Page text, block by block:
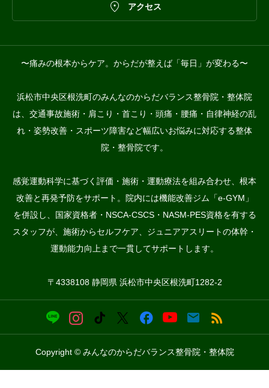
 アクセス
〜痛みの根本からケア。からだが整えば「毎日」が変わる〜
浜松市中央区根洗町のみんなのからだバランス整骨院・整体院
は、交通事故施術・肩こり・首こり・頭痛・腰痛・自律神経の乱
れ・姿勢改善・スポーツ障害など幅広いお悩みに対応する整体
院・整骨院です。
感覚運動科学に基づく評価・施術・運動療法を組み合わせ、根本
改善と再発予防をサポート。院内には機能改善ジム「e-GYM」
を併設し、国家資格者・NSCA-CSCS・NASM-PES資格を有する
スタッフが、施術からセルフケア、ジュニアアスリートの体幹・
運動能力向上まで一貫してサポートします。
〒4338108 静岡県 浜松市中央区根洗町1282-2
Copyright © みんなのからだバランス整骨院・整体院